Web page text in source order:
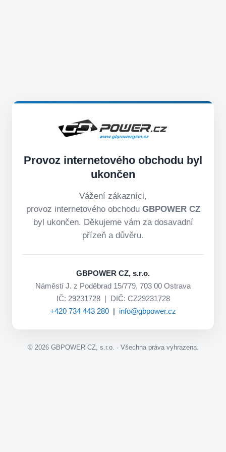
Provoz internetového obchodu byl
ukončen
Vážení zákazníci,
provoz internetového obchodu GBPOWER CZ
byl ukončen. Děkujeme vám za dosavadní
přízeň a důvěru.
GBPOWER CZ, s.r.o.
Náměstí J. z Poděbrad 15/779, 703 00 Ostrava
IČ: 29231728 | DIČ: CZ29231728
+420 734 443 280 | info@gbpower.cz
© 2026GBPOWER CZ, s.r.o. · Všechna práva vyhrazena.